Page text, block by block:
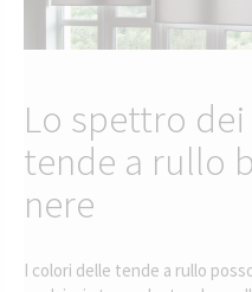
Lo spettro
tende a rullo
nere
I colori delle tende a rullo